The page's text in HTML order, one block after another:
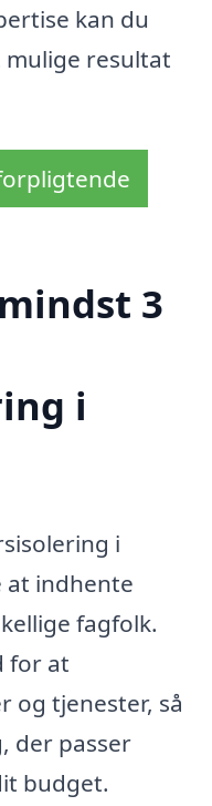
kan du
resultat
3
i
i
at indhente
fagfolk.
for at
og tjenester, så
der passer
budget.